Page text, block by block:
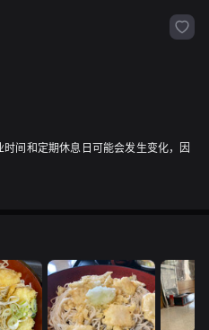
间和定期休息日可能会发生变化，因